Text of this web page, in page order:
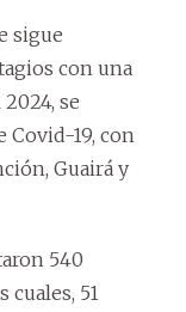
sigue
con una
se
Covid-19, con
Guairá y
540
cuales, 51